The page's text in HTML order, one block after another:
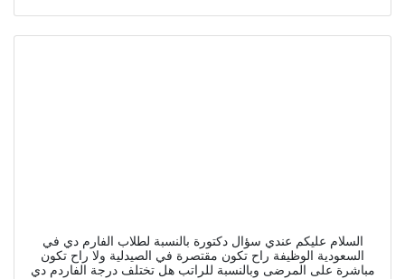
السلام عليكم عندي سؤال دكتورة بالنسبة لطلاب الفارم دي في
السعودية الوظيفة راح تكون مقتصرة في الصيدلية ولا راح تكون
مباشرة على المرضى وبالنسبة للراتب هل تختلف درجة الفاردم دي